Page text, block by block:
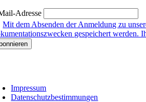
Adresse
Mit dem Absenden der Anmeldung zu
gespeichert werden.
Impressum
Datenschutzbestimmungen